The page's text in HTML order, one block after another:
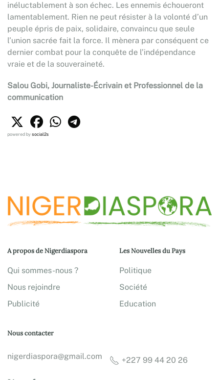
inéluctablement à son échec. Les ennemis échoueront
lamentablement. Rien ne peut résister à la volonté d’un
peuple épris de paix, solidaire, convaincu que seule
l’union sacrée fait la force. Il mènera par conséquent ce
dernier combat pour la conquête de l’indépendance
vraie et de la souveraineté.
Salou Gobi, Journaliste-Écrivain et Professionnel de la
communication
powered bysocial2s
A propos de Nigerdiaspora
Qui sommes-nous ?
Nous rejoindre
Publicité
Les Nouvelles du Pays
Politique
Société
Education
Nous contacter
nigerdiaspora@gmail.com +227 99 44 20 26